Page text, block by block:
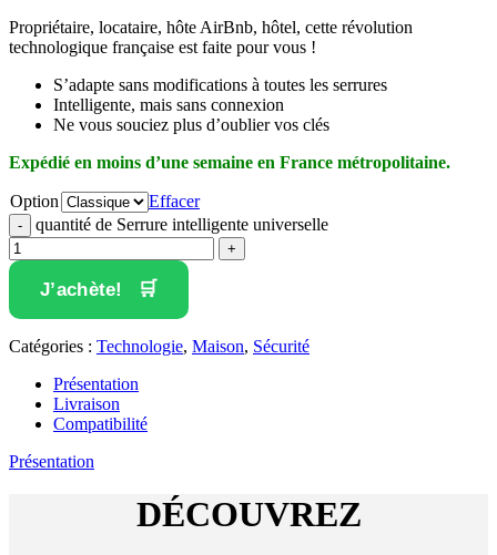
Propriétaire, locataire, hôte AirBnb, hôtel, cette révolution
technologique française est faite pour vous !
S’adapte sans modifications à toutes les serrures
Intelligente, mais sans connexion
Ne vous souciez plus d’oublier vos clés
Expédié en moins d’une semaine en France métropolitaine.
Option
Effacer
quantité de Serrure intelligente universelle
J’achète!
Catégories : Technologie, Maison, Sécurité
Présentation
Livraison
Compatibilité
Présentation
DÉCOUVREZ